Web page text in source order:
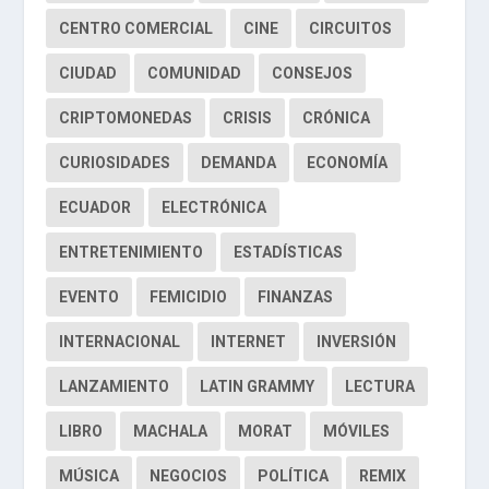
CENTRO COMERCIAL CINE CIRCUITOS
CIUDAD COMUNIDAD CONSEJOS
CRIPTOMONEDAS CRISIS CRÓNICA
CURIOSIDADES DEMANDA ECONOMÍA
ECUADOR ELECTRÓNICA
ENTRETENIMIENTO ESTADÍSTICAS
EVENTO FEMICIDIO FINANZAS
INTERNACIONAL INTERNET INVERSIÓN
LANZAMIENTO LATIN GRAMMY LECTURA
LIBRO MACHALA MORAT MÓVILES
MÚSICA NEGOCIOS POLÍTICA REMIX